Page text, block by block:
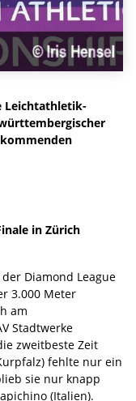
Leichtathletik-
in Zürich
Diamond League
3.000 Meter
am
Stadtwerke
zweitbeste Zeit
fehlte nur ein
sie nur knapp
(Italien).